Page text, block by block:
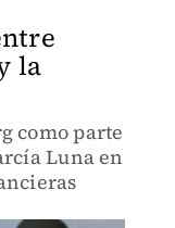
la
como parte
Luna en